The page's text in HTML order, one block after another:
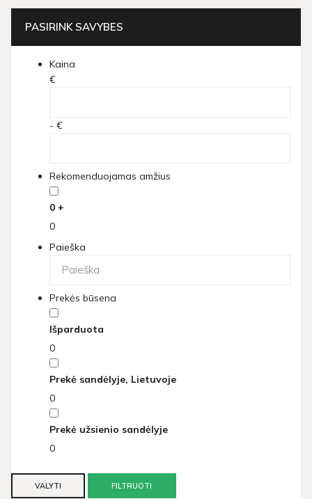
PASIRINK SAVYBES
Kaina
€
- €
Rekomenduojamas amžius
0 +
0
Paieška
Prekės būsena
Išparduota
0
Prekė sandėlyje, Lietuvoje
0
Prekė užsienio sandėlyje
0
VALYTI FILTRUOTI